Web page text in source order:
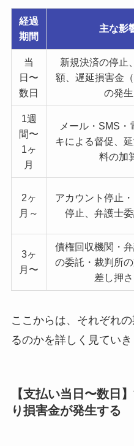
経過
期間
主な影
当
日〜
数日
新規決済の停止
額、遅延損害金（
の発生
1週
間〜
1ヶ
月
メール・SMS・
キによる督促、
料の加
2ヶ
月～
アカウント停止
停止、弁護士
3ヶ
月〜
債権回収機関・
の委託・裁判所
差し押さ
ここからは、それぞれ
るのかを詳しく見ていき
【支払い当日〜数日
り損害金が発生する